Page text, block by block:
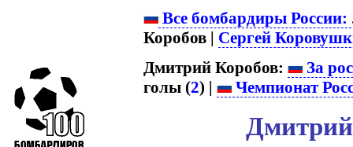
Все бомбардиры России:
Коробов | Сергей
Дмитрий Коробов:
За
голы (2) | Чемпионат